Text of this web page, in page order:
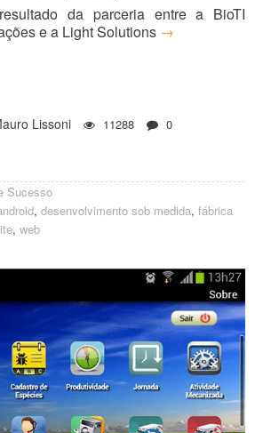
da parceria entre a BioTI
e a Light Solutions →
Lissoni 11288 0
Sucesso
, desenvolvimento sob medida, fábrica
, web